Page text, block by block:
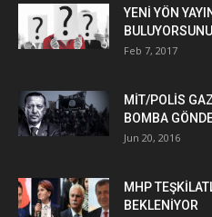
YENİ YÖN
Feb 7, 2017
MİT/POLİS
BOMBA
Jun 20, 2016
MHP
BEKLENİYOR